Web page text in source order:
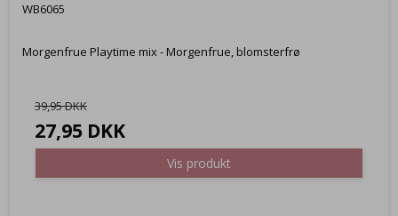
WB6065
Morgenfrue Playtime mix - Morgenfrue, blomsterfrø
39,95 DKK
27,95 DKK
Vis produkt